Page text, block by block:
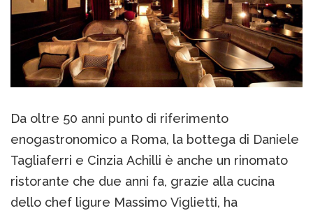
Da oltre 50 anni punto di riferimento
enogastronomico a Roma, la bottega di Daniele
Tagliaferri e Cinzia Achilli è anche un rinomato
ristorante che due anni fa, grazie alla cucina
dello chef ligure Massimo Viglietti, ha